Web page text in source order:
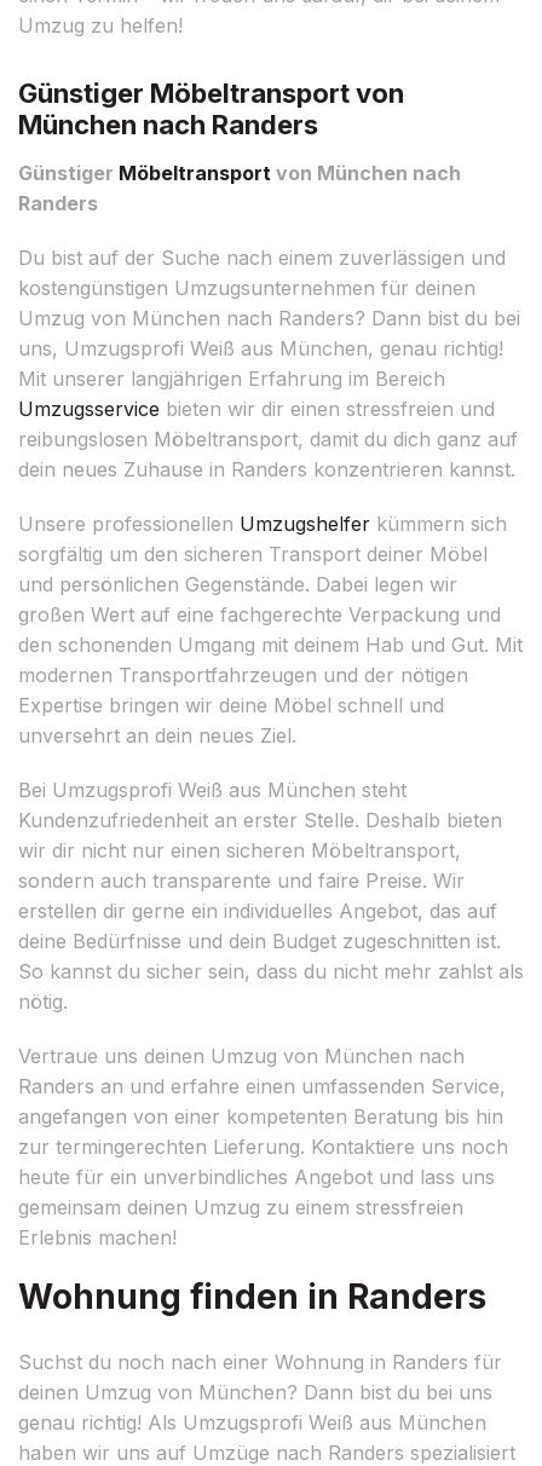
Umzug zu helfen!
Günstiger Möbeltransport von
München nach Randers
Günstiger Möbeltransport von München nach
Randers
Du bist auf der Suche nach einem zuverlässigen und
kostengünstigen Umzugsunternehmen für deinen
Umzug von München nach Randers? Dann bist du bei
uns, Umzugsprofi Weiß aus München, genau richtig!
Mit unserer langjährigen Erfahrung im Bereich
Umzugsservice bieten wir dir einen stressfreien und
reibungslosen Möbeltransport, damit du dich ganz auf
dein neues Zuhause in Randers konzentrieren kannst.
Unsere professionellen Umzugshelfer kümmern sich
sorgfältig um den sicheren Transport deiner Möbel
und persönlichen Gegenstände. Dabei legen wir
großen Wert auf eine fachgerechte Verpackung und
den schonenden Umgang mit deinem Hab und Gut. Mit
modernen Transportfahrzeugen und der nötigen
Expertise bringen wir deine Möbel schnell und
unversehrt an dein neues Ziel.
Bei Umzugsprofi Weiß aus München steht
Kundenzufriedenheit an erster Stelle. Deshalb bieten
wir dir nicht nur einen sicheren Möbeltransport,
sondern auch transparente und faire Preise. Wir
erstellen dir gerne ein individuelles Angebot, das auf
deine Bedürfnisse und dein Budget zugeschnitten ist.
So kannst du sicher sein, dass du nicht mehr zahlst als
nötig.
Vertraue uns deinen Umzug von München nach
Randers an und erfahre einen umfassenden Service,
angefangen von einer kompetenten Beratung bis hin
zur termingerechten Lieferung. Kontaktiere uns noch
heute für ein unverbindliches Angebot und lass uns
gemeinsam deinen Umzug zu einem stressfreien
Erlebnis machen!
Wohnung finden in Randers
Suchst du noch nach einer Wohnung in Randers für
deinen Umzug von München? Dann bist du bei uns
genau richtig! Als Umzugsprofi Weiß aus München
haben wir uns auf Umzüge nach Randers spezialisiert